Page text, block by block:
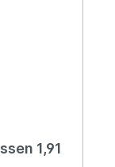
1,91